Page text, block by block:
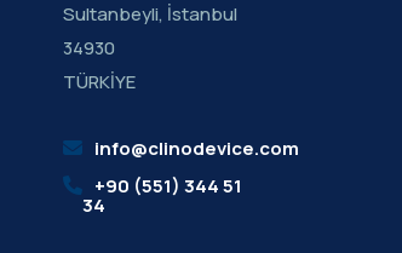
Sultanbeyli, İstanbul
34930
TÜRKİYE
info@clinodevice.com
+90 (551) 344 51
34